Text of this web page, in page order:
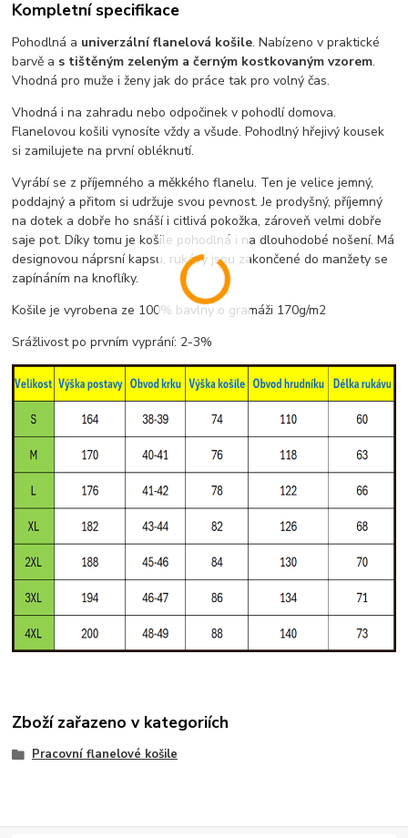
Kompletní specifikace
Pohodlná a univerzální flanelová košile. Nabízeno v praktické
barvě a s tištěným zeleným a černým kostkovaným vzorem.
Vhodná pro muže i ženy jak do práce tak pro volný čas.
Vhodná i na zahradu nebo odpočinek v pohodlí domova.
Flanelovou košili vynosíte vždy a všude. Pohodlný hřejivý kousek
si zamilujete na první obléknutí.
Vyrábí se z příjemného a měkkého flanelu. Ten je velice jemný,
poddajný a přitom si udržuje svou pevnost. Je prodyšný, příjemný
na dotek a dobře ho snáší i citlivá pokožka, zároveň velmi dobře
saje pot. Díky tomu je košile pohodlná i na dlouhodobé nošení. Má
designovou náprsní kapsu, rukávy jsou zakončené do manžety se
zapínáním na knoflíky.
Košile je vyrobena ze 100% bavlny o gramáži 170g/m2
Srážlivost po prvním vyprání: 2-3%
Zboží zařazeno v kategoriích
Pracovní flanelové košile